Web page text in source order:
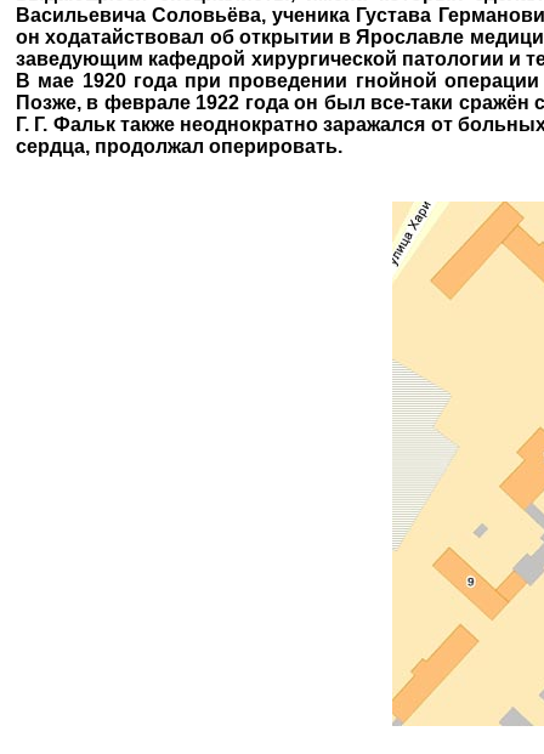
Васильевича Соловьёва, ученика Густава
он ходатайствовал об открытии в Ярославле
заведующим кафедрой хирургической патологии и
В мае 1920 года при проведении гнойной
Позже, в феврале 1922 года он был все-таки
Г. Г. Фальк также неоднократно заражался от
сердца, продолжал оперировать.